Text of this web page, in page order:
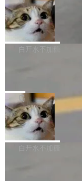
l 迁移或唤醒时，新宿
库继续执行。存储库是
te 17 Pro、OPPO K15
样的次旗舰。 Galaxy
Z Flip8三款折叠屏新机
部搭载骁龙8 Elite
本控制系统。目前处于
ltaDB 的核心思路直接
眼的位置：「Software
mits」——软件是在
是把这段空隙补上。 回
aDB 捕获 commit 之间
SpaceXAI 单季资本
根据风险投资人Tomer
析）披露的最新分析与
微软同期总资本开支的
bet、微软以及 Meta 等
ceXAI的资金消耗速度
撑庞大支出的资金来源
貌。数据显示，微软和
白开水不加糖
一个在终端里运行的编
1.2，驱动这个 agent
你可以用 curl -fsSL
sh | bash 安装一个能
代码、验证结果的 AI
局
美团开源
准 AI 能力认知
机器出题的前提，是让
构建流程可以分为四个
白开水不加糖